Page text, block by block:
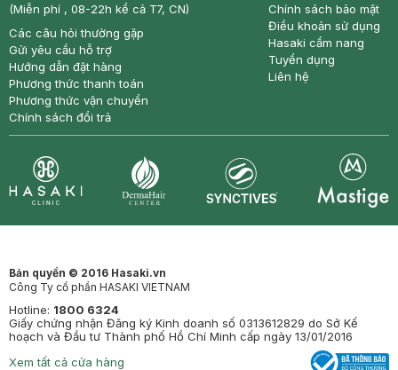
(Miễn phí , 08-22h kể cả T7, CN)
Các câu hỏi thường gặp
Gửi yêu cầu hỗ trợ
Hướng dẫn đặt hàng
Phương thức thanh toán
Phương thức vận chuyển
Chính sách đổi trả
Chính sách bảo mật
Điều khoản sử dụng
Hasaki cẩm nang
Tuyển dụng
Liên hệ
Bản quyền © 2016 Hasaki.vn
Công Ty cổ phần HASAKI VIETNAM
Hotline: 1800 6324
Giấy chứng nhận Đăng ký Kinh doanh số 0313612829 do Sở Kế
hoạch và Đầu tư Thành phố Hồ Chí Minh cấp ngày 13/01/2016
Xem tất cả cửa hàng